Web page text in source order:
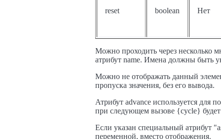
reset boolean Нет
Можно проходить через несколько
атрибут name. Имена должны быть
Можно не отображать данный
пропуска значения, без его вывода.
Атрибут advance используется для
при следующем вызове {cycle}
Если указан специальный атрибут
переменной, вместо отображения.